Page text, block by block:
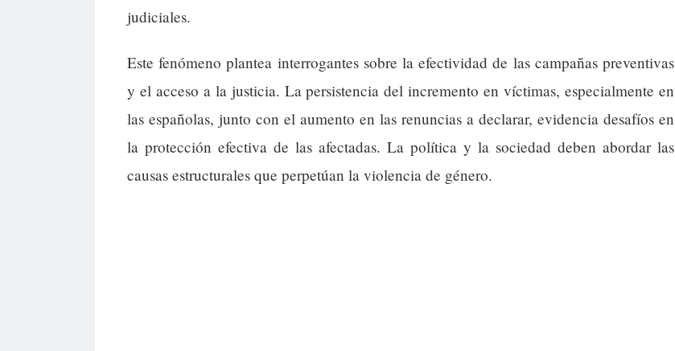
judiciales.
Este fenómeno plantea interrogantes sobre la efectividad de las campañas preventivas
y el acceso a la justicia. La persistencia del incremento en víctimas, especialmente en
las españolas, junto con el aumento en las renuncias a declarar, evidencia desafíos en
la protección efectiva de las afectadas. La política y la sociedad deben abordar las
causas estructurales que perpetúan la violencia de género.